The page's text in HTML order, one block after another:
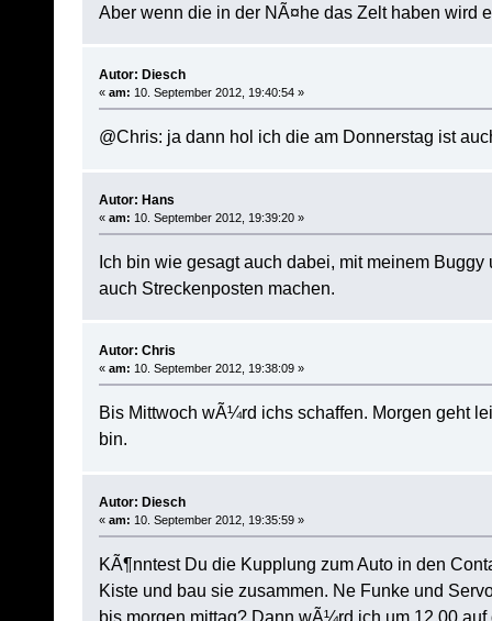
Aber wenn die in der NÃ¤he das Zelt haben wird
Autor: Diesch
« am: 10. September 2012, 19:40:54 »
@Chris: ja dann hol ich die am Donnerstag ist
Autor: Hans
« am: 10. September 2012, 19:39:20 »
Ich bin wie gesagt auch dabei, mit meinem
auch Streckenposten machen.
Autor: Chris
« am: 10. September 2012, 19:38:09 »
Bis Mittwoch wÃ¼rd ichs schaffen. Morgen geht
bin.
Autor: Diesch
« am: 10. September 2012, 19:35:59 »
KÃ¶nntest Du die Kupplung zum Auto in den
Kiste und bau sie zusammen. Ne Funke und
bis morgen mittag? Dann wÃ¼rd ich um 12.00